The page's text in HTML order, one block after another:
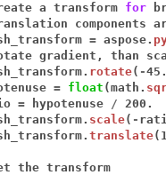
a transform for
components
= aspose.
gradient, than
rotate( -
= float (math.
= hypotenuse /
200.
scale( -
translate
the transform